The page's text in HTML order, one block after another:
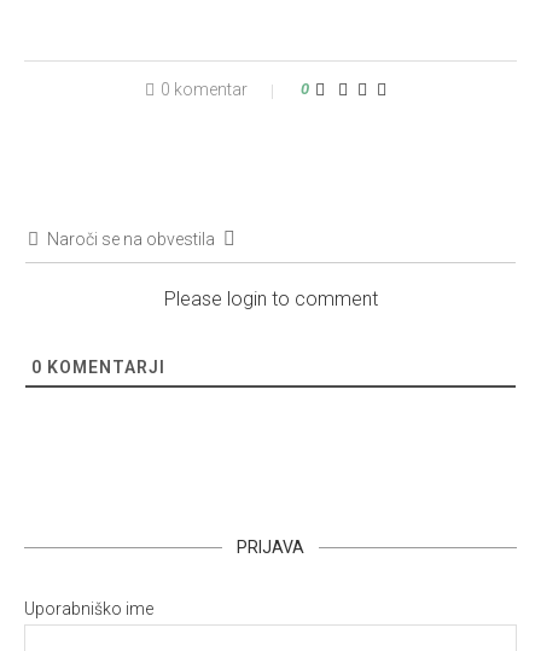
0 komentar 0
Naroči se na obvestila
Please login to comment
0 KOMENTARJI
PRIJAVA
Uporabniško ime